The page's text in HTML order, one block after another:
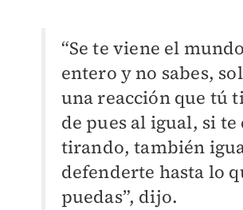
“Se te viene el mundo
entero y no sabes,
una reacción que tú
de pues al igual, si te
tirando, también
defenderte hasta lo
puedas”, dijo.